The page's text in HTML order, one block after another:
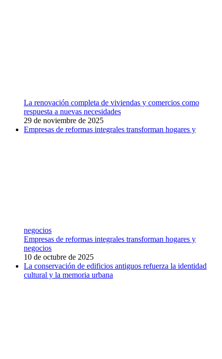
La renovación completa de viviendas y comercios como
respuesta a nuevas necesidades
29 de noviembre de 2025
Empresas de reformas integrales transforman hogares y
negocios
Empresas de reformas integrales transforman hogares y
negocios
10 de octubre de 2025
La conservación de edificios antiguos refuerza la identidad
cultural y la memoria urbana